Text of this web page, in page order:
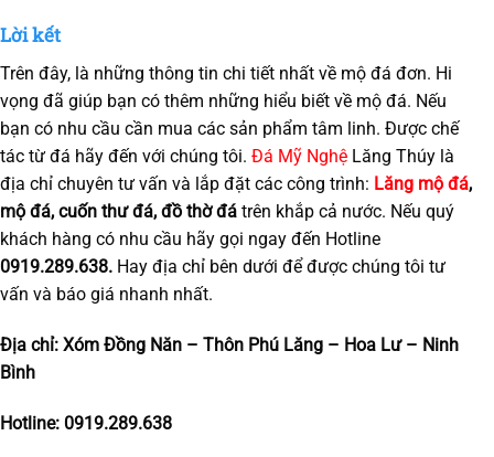
Lời kết
Trên đây, là những thông tin chi tiết nhất về mộ đá đơn. Hi
vọng đã giúp bạn có thêm những hiểu biết về mộ đá. Nếu
bạn có nhu cầu cần mua các sản phẩm tâm linh. Được chế
tác từ đá hãy đến với chúng tôi. Đá Mỹ Nghệ Lăng Thúy là
địa chỉ chuyên tư vấn và lắp đặt các công trình: Lăng mộ đá,
mộ đá, cuốn thư đá, đồ thờ đá trên khắp cả nước. Nếu quý
khách hàng có nhu cầu hãy gọi ngay đến Hotline
0919.289.638. Hay địa chỉ bên dưới để được chúng tôi tư
vấn và báo giá nhanh nhất.
Địa chỉ: Xóm Đồng Năn – Thôn Phú Lăng – Hoa Lư – Ninh
Bình
Hotline: 0919.289.638